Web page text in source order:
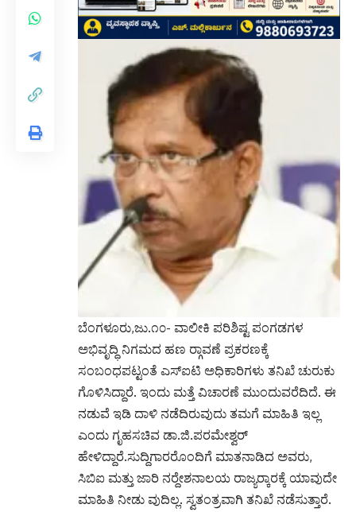
ಬೆಂಗಳೂರು,ಜು.೧೦- ವಾಲೀಕಿ ಪರಿಶಿಷ್ಟ ಪಂಗಡಗಳ
ಅಭಿವೃದ್ಧಿ ನಿಗಮದ ಹಣ ರ‍್ಗಾವಣೆ ಪ್ರಕರಣಕ್ಕೆ
ಸಂಬಂಧಪಟ್ಟಂತೆ ಎಸ್‌‍ಐಟಿ ಅಧಿಕಾರಿಗಳು ತನಿಖೆ ಚುರುಕು
ಗೊಳಿಸಿದ್ದಾರೆ. ಇಂದು ಮತ್ತೆ ವಿಚಾರಣೆ ಮುಂದುವರೆದಿದೆ. ಈ
ನಡುವೆ ಇಡಿ ದಾಳಿ ನಡೆದಿರುವುದು ತಮಗೆ ಮಾಹಿತಿ ಇಲ್ಲ
ಎಂದು ಗೃಹಸಚಿವ ಡಾ.ಜಿ.ಪರಮೇಶ್ವರ್‌
ಹೇಳಿದ್ದಾರೆ.ಸುದ್ದಿಗಾರರೊಂದಿಗೆ ಮಾತನಾಡಿದ ಅವರು,
ಸಿಬಿಐ ಮತ್ತು ಜಾರಿ ನರ‍್ದೇಶನಾಲಯ ರಾಜ್ಯರ‍್ಕಾರಕ್ಕೆ ಯಾವುದೇ
ಮಾಹಿತಿ ನೀಡು ವುದಿಲ್ಲ. ಸ್ವತಂತ್ರವಾಗಿ ತನಿಖೆ ನಡೆಸುತ್ತಾರೆ.